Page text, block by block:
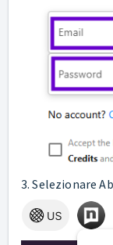
3. Selezionare